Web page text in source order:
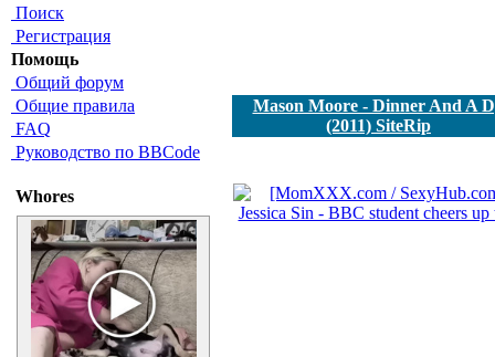
Поиск
Регистрация
Помощь
Общий форум
Общие правила
FAQ
Руководство по BBCode
Whores
Mason Moore - Dinner And A
(2011) SiteRip